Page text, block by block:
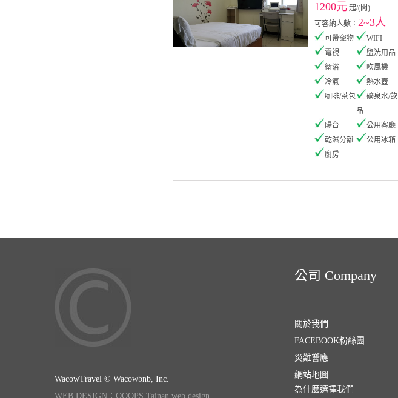
1200元 起/(間)
可容納人數： 2~3人
可帶寵物
WIFI
電視
盥洗用品
衛浴
吹風機
冷氣
熱水壺
咖啡/茶包
礦泉水/飲
品
陽台
公用客廳
乾濕分離
公用冰箱
廚房
WacowTravel © Wacowbnb, Inc.
WEB DESIGN：OOOPS Tainan web design
公司 Company
關於我們
FACEBOOK粉絲團
災難響應
網站地圖
為什麼選擇我們